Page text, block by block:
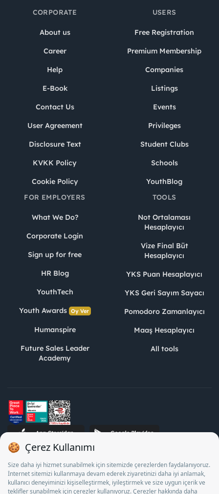
CORPORATE
About us
Career
Help
E-Book
Contact Us
User Agreement
Disclosure Text
KVKK Policy
Cookie Policy
USERS
Free Registration
Premium Membership
Companies
Listings
Events
Privileges
Student Clubs
Schools
YouthBlog
FOR EMPLOYERS
What We Do?
Corporate Login
Sign up for free
HR Blog
YouthTech
Youth Awards Oy Ver
Humanspire
Future Sales Leader
Academy
TOOLS
Not Ortalaması
Hesaplayıcı
Vize Final Büt
Hesaplayıcı
YKS Puan Hesaplayıcı
YKS Geri Sayım Sayacı
Pomodoro Zamanlayıcı
Maaş Hesaplayıcı
All tools
STJ Human Resources Informatics and Consultancy Inc. as a
Private Employment Agency to operate between 13/05/2025 -